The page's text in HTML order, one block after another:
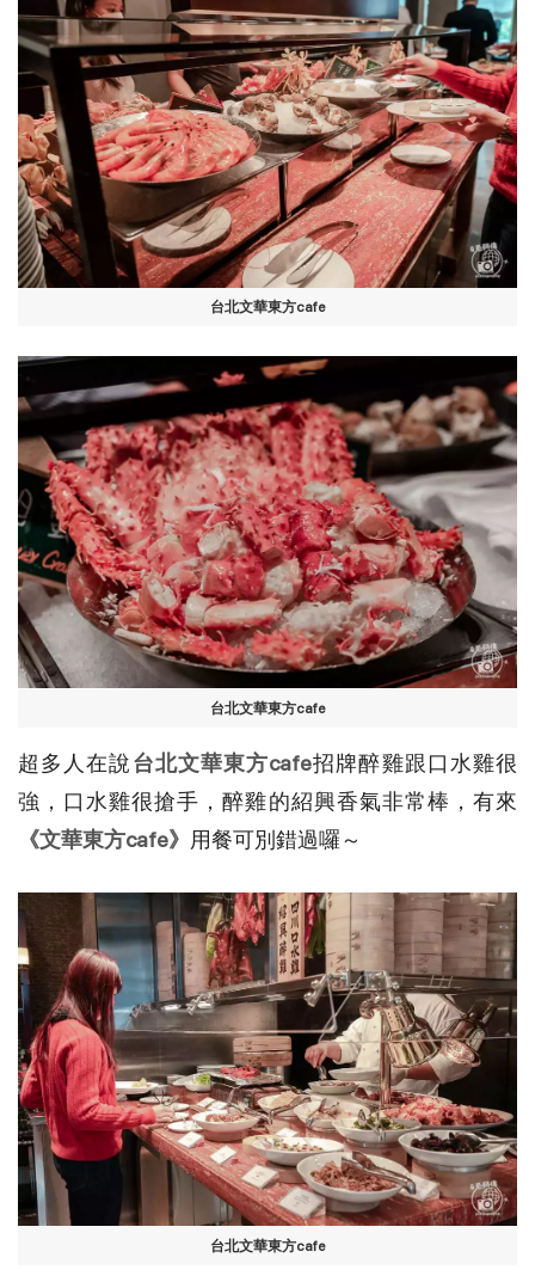
台北文華東方cafe
台北文華東方cafe
超多人在說台北文華東方cafe招牌醉雞跟口水雞很
強，口水雞很搶手，醉雞的紹興香氣非常棒，有來
《文華東方cafe》 用餐可別錯過囉～
台北文華東方cafe